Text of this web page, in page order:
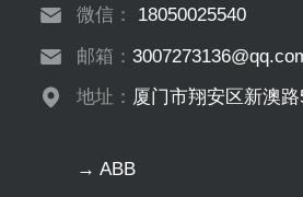
微信：
18050025540
邮箱：
地址： 厦门市翔安区新澳
→ ABB